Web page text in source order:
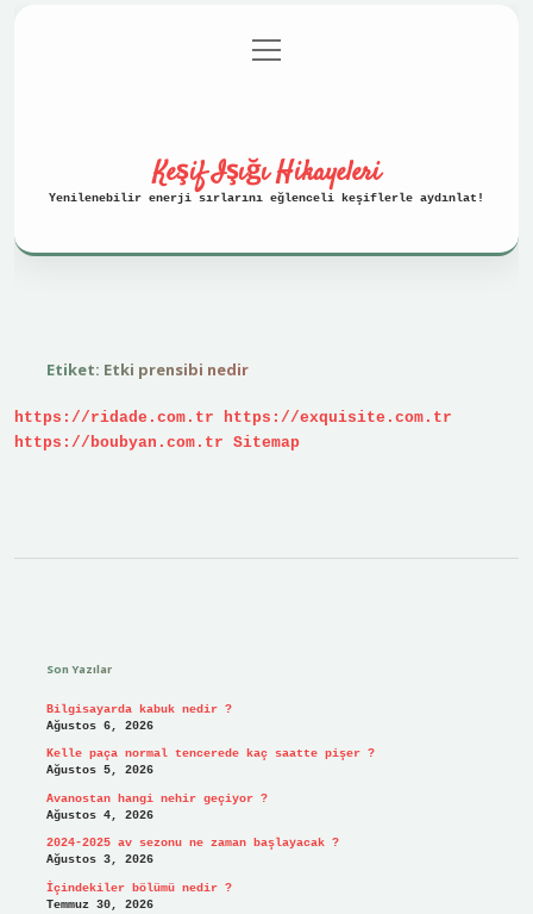
Gizlilik Politikası
menüyü
aç
Keşif Işığı Hikayeleri
Yenilenebilir enerji sırlarını eğlenceli keşiflerle aydınlat!
Etiket: Etki prensibi nedir
https://ridade.com.tr
https://exquisite.com.tr
https://boubyan.com.tr Sitemap
Son Yazılar
Bilgisayarda kabuk nedir ?
Ağustos 6, 2026
Kelle paça normal tencerede kaç saatte pişer ?
Ağustos 5, 2026
Avanostan hangi nehir geçiyor ?
Ağustos 4, 2026
2024-2025 av sezonu ne zaman başlayacak ?
Ağustos 3, 2026
İçindekiler bölümü nedir ?
Temmuz 30, 2026